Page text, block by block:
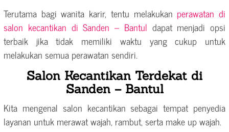
Terutama bagi wanita karir, tentu melakukan perawatan di
salon kecantikan di Sanden – Bantul dapat menjadi opsi
terbaik jika tidak memiliki waktu yang cukup untuk
melakukan semua perawatan sendiri.
Salon Kecantikan Terdekat di
Sanden – Bantul
Kita mengenal salon kecantikan sebagai tempat penyedia
layanan untuk merawat wajah, rambut, serta make up wajah.